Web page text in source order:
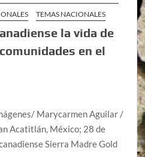
TEMAS NACIONALES
la vida de
en el
Marycarmen Aguilar /
Acatitlán, México; 28 de
Sierra Madre Gold